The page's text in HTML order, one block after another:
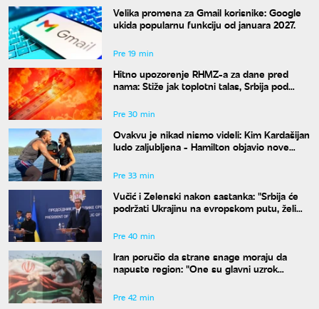
Velika promena za Gmail korisnike: Google
ukida popularnu funkciju od januara 2027.
Pre 19 min
Hitno upozorenje RHMZ-a za dane pred
nama: Stiže jak toplotni talas, Srbija pod
Pre 30 min
Ovakvu je nikad nismo videli: Kim Kardašijan
ludo zaljubljena - Hamilton objavio nove
Pre 33 min
Vučić i Zelenski nakon sastanka: "Srbija će
podržati Ukrajinu na evropskom putu, želimo
Pre 40 min
Iran poručio da strane snage moraju da
napuste region: "One su glavni uzrok
Pre 42 min